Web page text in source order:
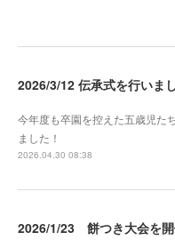
2026/3/12 伝承式を行いま
今年度も卒園を控えた五歳児た
ました！
2026.04.30 08:38
2026/1/23 餅つき大会を開